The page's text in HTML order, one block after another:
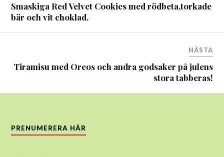
Smaskiga Red Velvet Cookies med rödbeta,torkade
bär och vit choklad.
NÄSTA
Tiramisu med Oreos och andra godsaker på julens
stora tabberas!
PRENUMERERA HÄR